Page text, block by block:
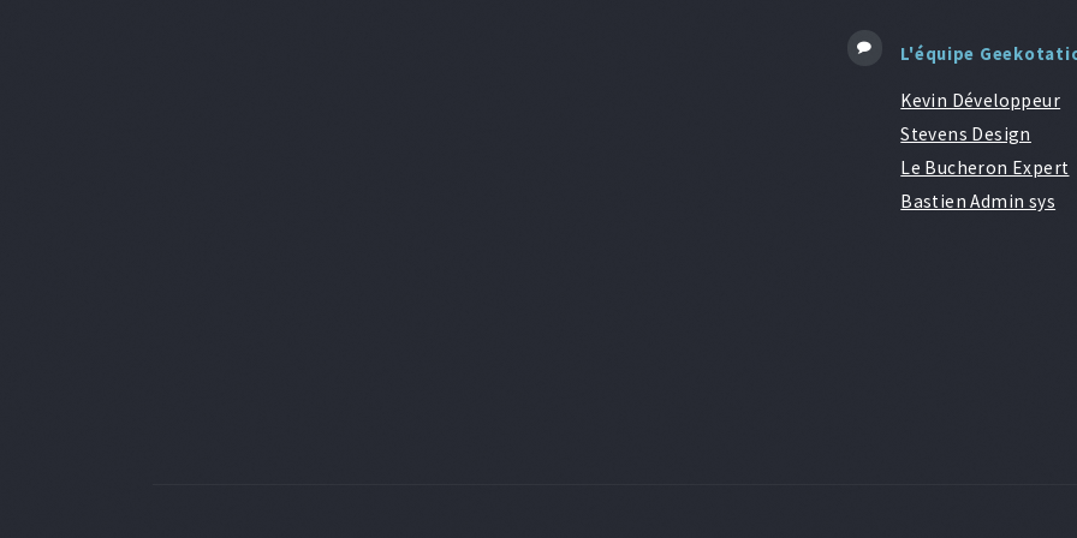
L'équipe
Kevin Développeur
Stevens Design
Le Bucheron Expert
Bastien Admin sys